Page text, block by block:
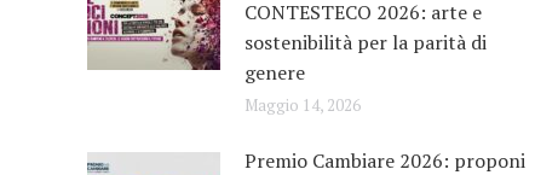
CONTESTECO 2026: arte e
sostenibilità per la parità di
genere
Maggio 14, 2026
Premio Cambiare 2026: proponi